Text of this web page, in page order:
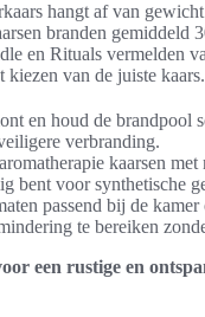
hangt af van
branden gemiddeld
en Rituals vermelden
kiezen van de juiste kaars.
en houd de brandpool
verbranding.
kaarsen
bent voor synthetische
passend bij de kamer
te bereiken
een rustige en